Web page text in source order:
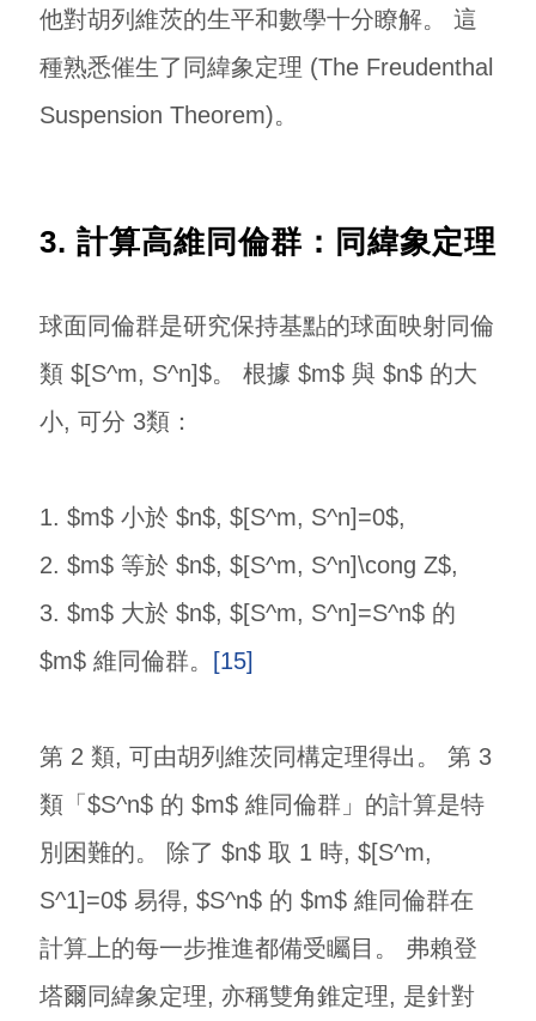
他對胡列維茨的生平和數學十分瞭解。 這
種熟悉催生了同緯象定理 (The Freudenthal
Suspension Theorem)。
3. 計算高維同倫群：同緯象定理
球面同倫群是研究保持基點的球面映射同倫
類 $[S^m, S^n]$。 根據 $m$ 與 $n$ 的大
小, 可分 3類：
1. $m$ 小於 $n$, $[S^m, S^n]=0$,
2. $m$ 等於 $n$, $[S^m, S^n]\cong Z$,
3. $m$ 大於 $n$, $[S^m, S^n]=S^n$ 的
$m$ 維同倫群。
[15]
第 2 類, 可由胡列維茨同構定理得出。 第 3
類「$S^n$ 的 $m$ 維同倫群」的計算是特
別困難的。 除了 $n$ 取 1 時, $[S^m,
S^1]=0$ 易得, $S^n$ 的 $m$ 維同倫群在
計算上的每一步推進都備受矚目。 弗賴登
塔爾同緯象定理, 亦稱雙角錐定理, 是針對